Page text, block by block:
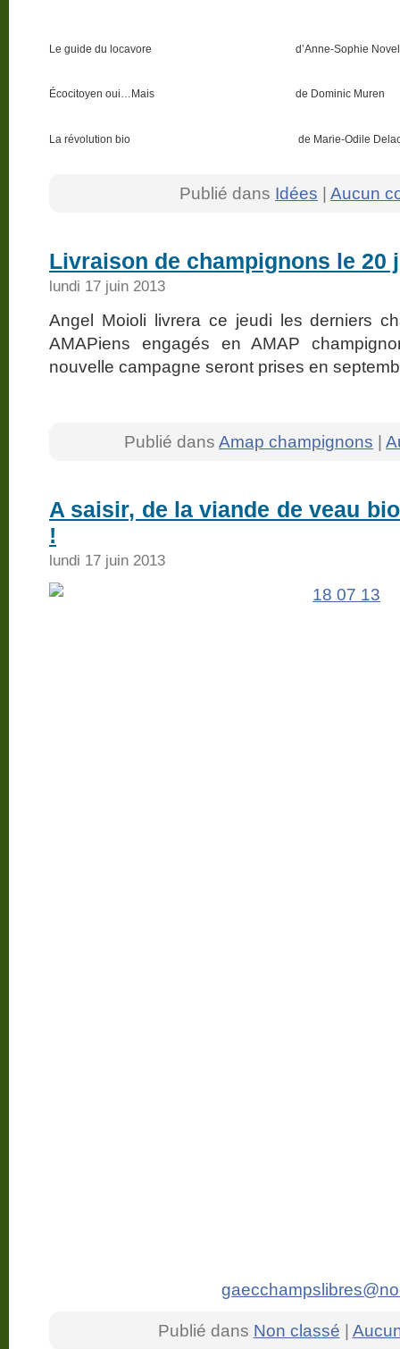
Le guide du locavore d’Anne-Sophie Novel
Écocitoyen oui…Mais de Dominic Muren
La révolution bio de Marie-Odile
Publié dans Idées | Aucun
Livraison de champignons le 20
lundi 17 juin 2013
Angel Moioli livrera ce jeudi les derniers
AMAPiens engagés en AMAP
nouvelle campagne seront prises en
Publié dans Amap champignons |
A saisir, de la viande de veau
!
lundi 17 juin 2013
Publié dans Non classé |